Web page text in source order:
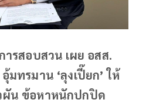
ารสอบสวน เผย อสส.
มทรมาน ‘ลุงเปี๊ยก’ ให้
ผัน ข้อหาหนักปกปิด